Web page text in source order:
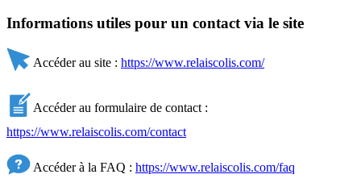
Informations utiles pour un contact via le site
Accéder au site : https://www.relaiscolis.com/
Accéder au formulaire de contact :
https://www.relaiscolis.com/contact
Accéder à la FAQ : https://www.relaiscolis.com/faq